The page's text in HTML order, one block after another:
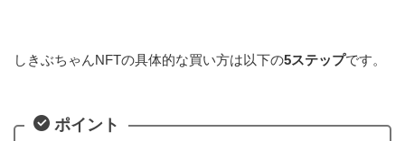
しきぶちゃんNFTの具体的な買い方は以下の5ステップです。
ポイント